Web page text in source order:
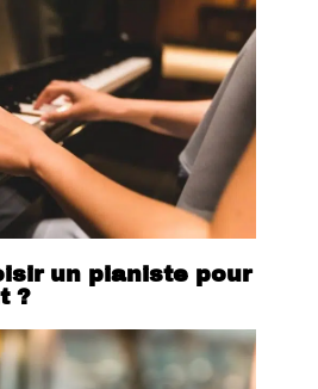
un pianiste pour
?